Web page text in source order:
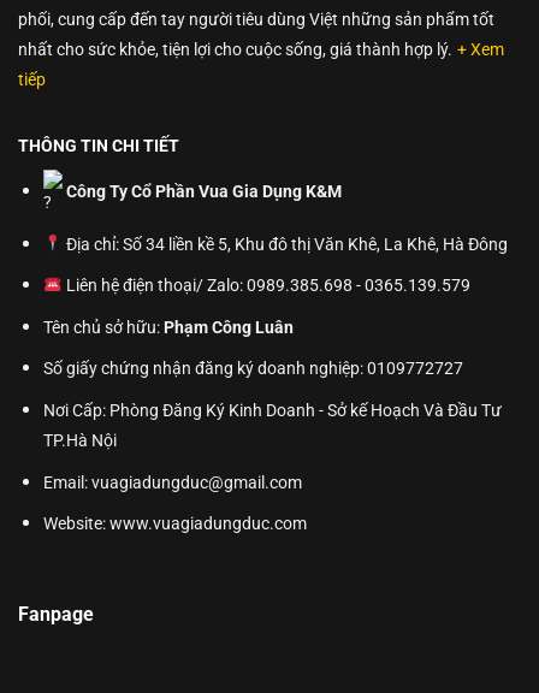
phối, cung cấp đến tay người tiêu dùng Việt những sản phẩm tốt
nhất cho sức khỏe, tiện lợi cho cuộc sống, giá thành hợp lý. + Xem
tiếp
THÔNG TIN CHI TIẾT
Công Ty Cổ Phần Vua Gia Dụng K&M
Địa chỉ: Số 34 liền kề 5, Khu đô thị Văn Khê, La Khê, Hà Đông
Liên hệ điện thoại/ Zalo: 0989.385.698 - 0365.139.579
Tên chủ sở hữu:Phạm Công Luân
Số giấy chứng nhận đăng ký doanh nghiệp: 0109772727
Nơi Cấp: Phòng Đăng Ký Kinh Doanh - Sở kế Hoạch Và Đầu Tư
TP.Hà Nội
Email: vuagiadungduc@gmail.com
Website:www.vuagiadungduc.com
Fanpage